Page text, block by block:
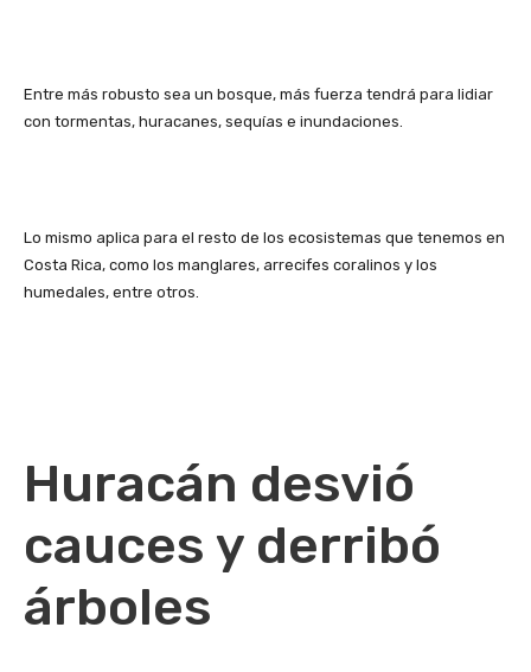
Entre más robusto sea un bosque, más fuerza tendrá para lidiar
con tormentas, huracanes, sequías e inundaciones.
Lo mismo aplica para el resto de los ecosistemas que tenemos en
Costa Rica, como los manglares, arrecifes coralinos y los
humedales, entre otros.
Huracán desvió
cauces y derribó
árboles